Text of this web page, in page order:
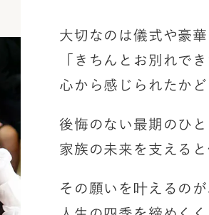
大切なのは儀式や豪
「きちんとお別れで
心から感じられたか
後悔のない最期のひ
家族の未来を支える
その願いを叶えるの